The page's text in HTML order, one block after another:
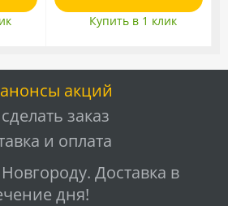
Купить в 1 клик
акций
заказ
и оплата
Доставка в
дня!